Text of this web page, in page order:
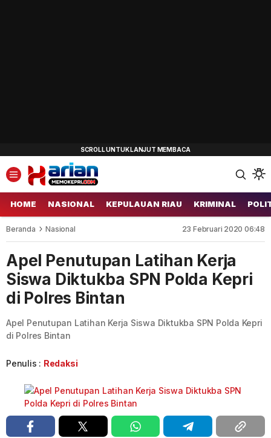
HOME NASIONAL KEPULAUAN RIAU KRIMINAL
Beranda Nasional 23 Februari 2020 06:48
Apel Penutupan Latihan Kerja
Siswa Diktukba SPN Polda Kepri
di Polres Bintan
Apel Penutupan Latihan Kerja Siswa Diktukba SPN Polda Kepri
di Polres Bintan
Penulis : Redaksi